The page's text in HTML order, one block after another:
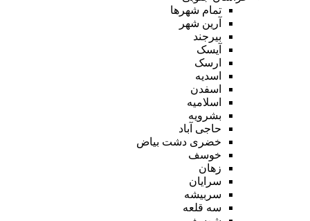
تمام شهر‌ها
آرین شهر
بیرجند
آیسک
ارسک
اسدیه
اسفدن
اسلامیه
بشرویه
حاجی آباد
خضری دشت بیاض
خوسف
زهان
سرایان
سربیشه
سه قلعه